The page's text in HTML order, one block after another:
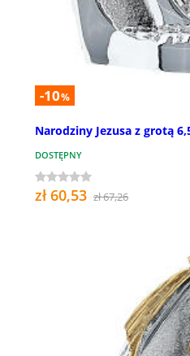
-10%
Narodziny Jezusa z grotą
DOSTĘPNY
zł 60,53 zł 67,26